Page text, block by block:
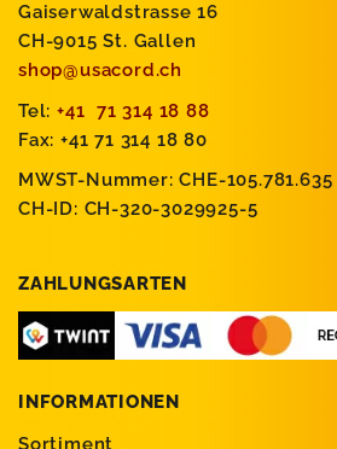
Gaiserwaldstrasse 16
CH-9015 St. Gallen
shop@usacord.ch
Tel: +41 71 314 18 88
Fax: +41 71 314 18 80
MWST-Nummer: CHE-105.781.635
CH-ID: CH-320-3029925-5
ZAHLUNGSARTEN
INFORMATIONEN
Sortiment